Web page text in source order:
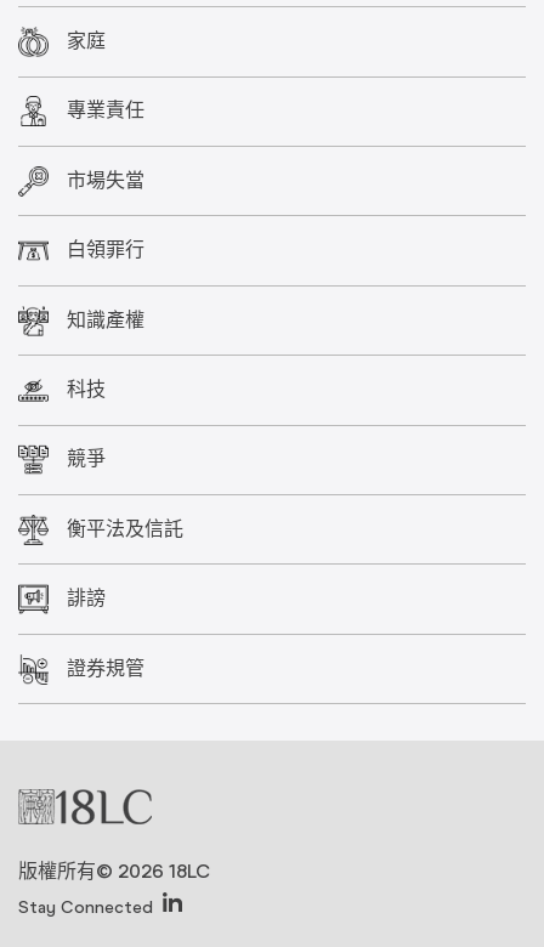
家庭
專業責任
市場失當
白領罪行
知識產權
科技
競爭
衡平法及信託
誹謗
證券規管
版權所有© 2026 18LC
Stay Connected